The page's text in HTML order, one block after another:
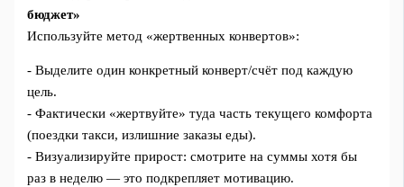
бюджет»
Используйте метод «жертвенных конвертов»:
- Выделите один конкретный конверт/счёт под каждую
цель.
- Фактически «жертвуйте» туда часть текущего комфорта
(поездки такси, излишние заказы еды).
- Визуализируйте прирост: смотрите на суммы хотя бы
раз в неделю — это подкрепляет мотивацию.